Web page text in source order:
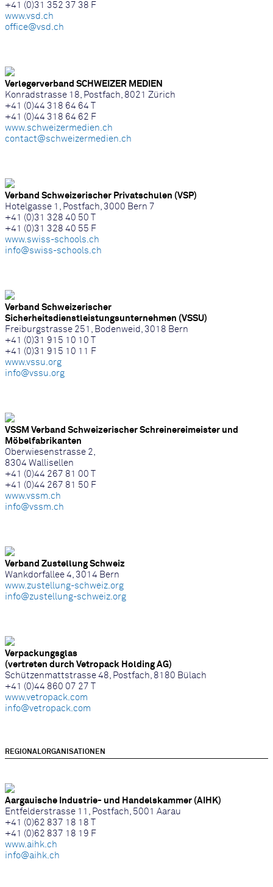
+41 (0)31 352 37 38 F
www.vsd.ch
office@vsd.ch
Verlegerverband SCHWEIZER MEDIEN
Konradstrasse 18, Postfach, 8021 Zürich
+41 (0)44 318 64 64 T
+41 (0)44 318 64 62 F
www.schweizermedien.ch
contact@schweizermedien.ch
Verband Schweizerischer Privatschulen (VSP)
Hotelgasse 1, Postfach, 3000 Bern 7
+41 (0)31 328 40 50 T
+41 (0)31 328 40 55 F
www.swiss-schools.ch
info@swiss-schools.ch
Verband Schweizerischer
Sicherheitsdienstleistungsunternehmen (VSSU)
Freiburgstrasse 251, Bodenweid, 3018 Bern
+41 (0)31 915 10 10 T
+41 (0)31 915 10 11 F
www.vssu.org
info@vssu.org
VSSM Verband Schweizerischer Schreinereimeister und
Möbelfabrikanten
Oberwiesenstrasse 2,
8304 Wallisellen
+41 (0)44 267 81 00 T
+41 (0)44 267 81 50 F
www.vssm.ch
info@vssm.ch
Verband Zustellung Schweiz
Wankdorfallee 4, 3014 Bern
www.zustellung-schweiz.org
info@zustellung-schweiz.org
Verpackungsglas
(vertreten durch Vetropack Holding AG)
Schützenmattstrasse 48, Postfach, 8180 Bülach
+41 (0)44 860 07 27 T
www.vetropack.com
info@vetropack.com
REGIONALORGANISATIONEN
Aargauische Industrie- und Handelskammer (AIHK)
Entfelderstrasse 11, Postfach, 5001 Aarau
+41 (0)62 837 18 18 T
+41 (0)62 837 18 19 F
www.aihk.ch
info@aihk.ch